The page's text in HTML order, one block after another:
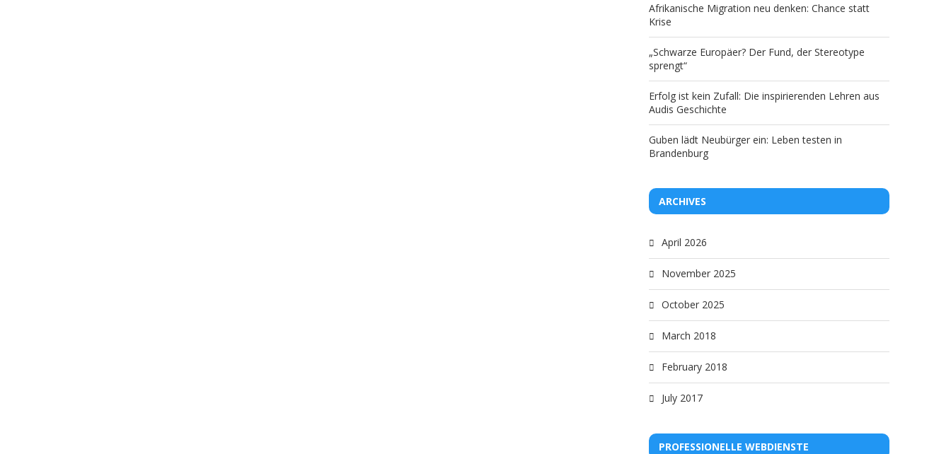
Afrikanische Migration neu denken: Chance statt
Krise
„Schwarze Europäer? Der Fund, der Stereotype
sprengt“
Erfolg ist kein Zufall: Die inspirierenden Lehren aus
Audis Geschichte
Guben lädt Neubürger ein: Leben testen in
Brandenburg
ARCHIVES
April 2026
November 2025
October 2025
March 2018
February 2018
July 2017
PROFESSIONELLE WEBDIENSTE